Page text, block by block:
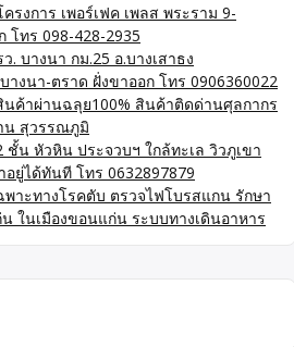
งการ เพอร์เฟค เพลส พระราม 9-
โทร 098-428-2935
บางนา กม.25 อ.บางเสาธง
งนา-ตราด ฝั่งขาออก โทร 0906360022
นค้าผ่านฉลุย100% สินค้าติดด่านศุลกากร
น สุวรรณภูมิ
น หัวหิน ประจวบฯ ใกล้ทะเล วิวภูเขา
อยู่ได้ทันที โทร 0632897879
าะทางโรคตับ ตรวจไฟโบรสแกน รักษา
ในเมืองขอนแก่น ระบบทางเดินอาหาร